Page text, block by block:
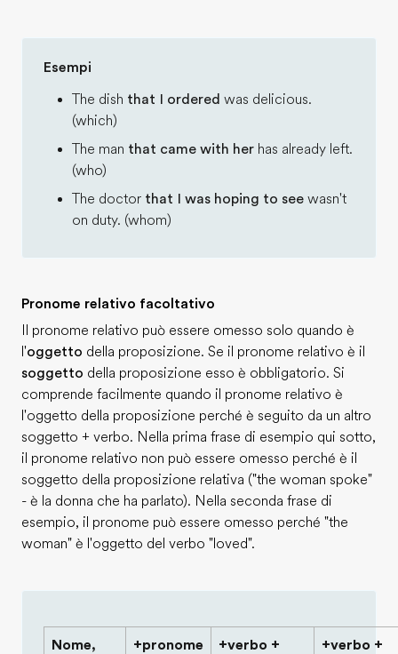
Esempi
The dish that I ordered was delicious.
(which)
The man that came with her has already left.
(who)
The doctor that I was hoping to see wasn't
on duty. (whom)
Pronome relativo facoltativo
Il pronome relativo può essere omesso solo quando è
l'oggetto della proposizione. Se il pronome relativo è il
soggetto della proposizione esso è obbligatorio. Si
comprende facilmente quando il pronome relativo è
l'oggetto della proposizione perché è seguito da un altro
soggetto + verbo. Nella prima frase di esempio qui sotto,
il pronome relativo non può essere omesso perché è il
soggetto della proposizione relativa ("the woman spoke"
- è la donna che ha parlato). Nella seconda frase di
esempio, il pronome può essere omesso perché "the
woman" è l'oggetto del verbo "loved".
Nome,
+pronome
+verbo +
+verbo +